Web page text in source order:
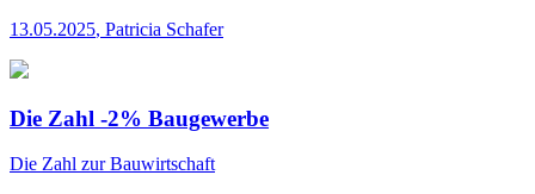
13.05.2025, Patricia Schafer
Die Zahl -2% Baugewerbe
Die Zahl zur Bauwirtschaft